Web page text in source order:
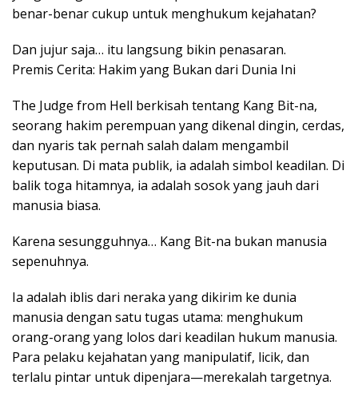
benar-benar cukup untuk menghukum kejahatan?
Dan jujur saja… itu langsung bikin penasaran.
Premis Cerita: Hakim yang Bukan dari Dunia Ini
The Judge from Hell berkisah tentang Kang Bit-na,
seorang hakim perempuan yang dikenal dingin, cerdas,
dan nyaris tak pernah salah dalam mengambil
keputusan. Di mata publik, ia adalah simbol keadilan. Di
balik toga hitamnya, ia adalah sosok yang jauh dari
manusia biasa.
Karena sesungguhnya… Kang Bit-na bukan manusia
sepenuhnya.
Ia adalah iblis dari neraka yang dikirim ke dunia
manusia dengan satu tugas utama: menghukum
orang-orang yang lolos dari keadilan hukum manusia.
Para pelaku kejahatan yang manipulatif, licik, dan
terlalu pintar untuk dipenjara—merekalah targetnya.